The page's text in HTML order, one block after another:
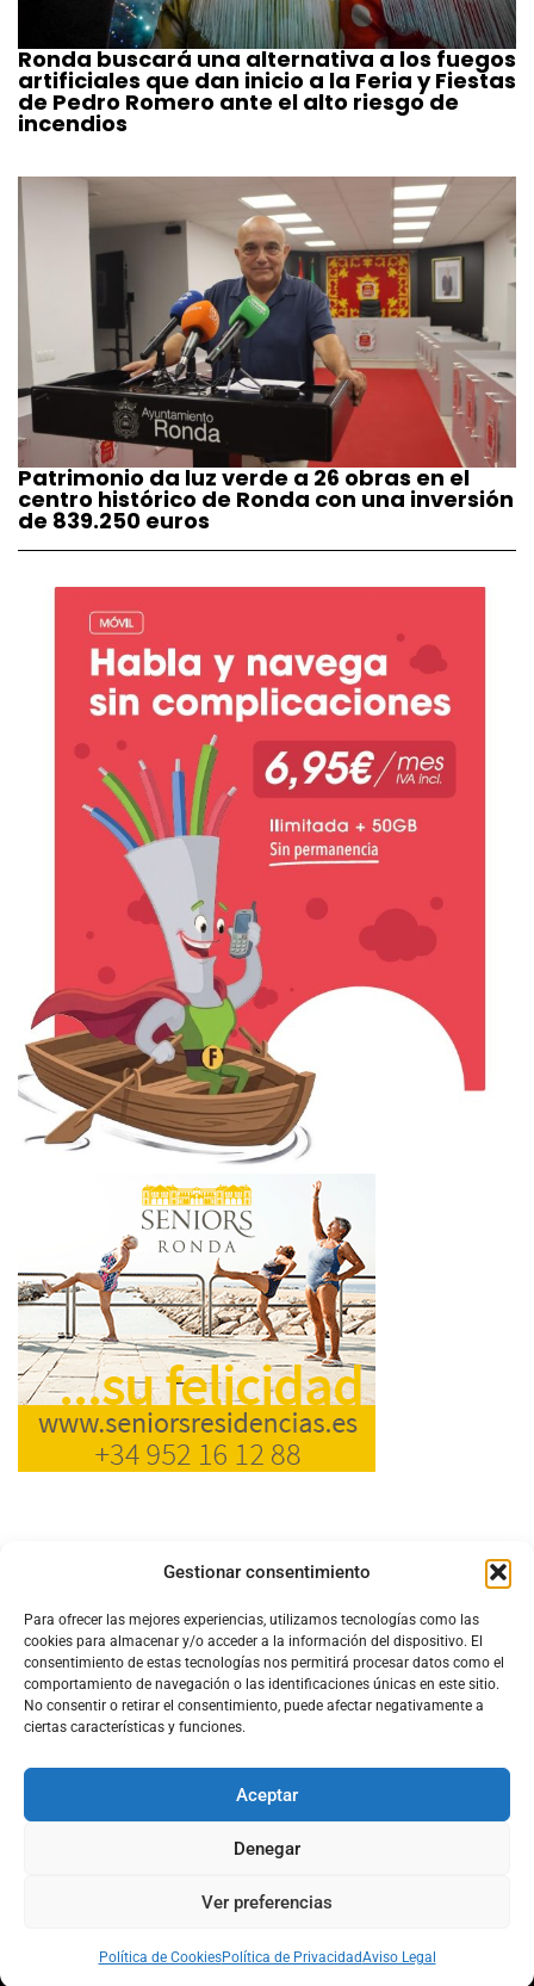
Gestionar consentimiento
Para ofrecer las mejores experiencias, utilizamos tecnologías como las
cookies para almacenar y/o acceder a la información del dispositivo. El
consentimiento de estas tecnologías nos permitirá procesar datos como el
comportamiento de navegación o las identificaciones únicas en este sitio.
No consentir o retirar el consentimiento, puede afectar negativamente a
ciertas características y funciones.
Aceptar
Denegar
Ver preferencias
Política de CookiesPolítica de PrivacidadAviso Legal
Ronda buscará una alternativa a los fuegos
artificiales que dan inicio a la Feria y Fiestas
de Pedro Romero ante el alto riesgo de
incendios
Patrimonio da luz verde a 26 obras en el
centro histórico de Ronda con una inversión
de 839.250 euros
Acerca de Nosotros